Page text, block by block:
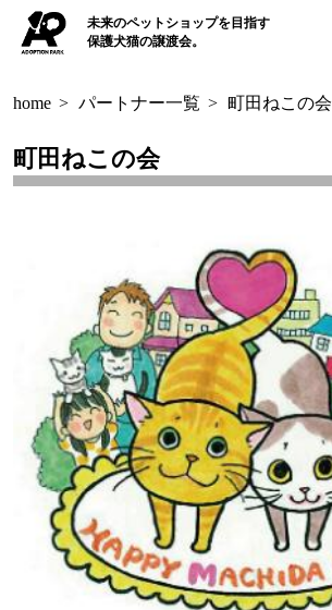
未来のペットショップを目指す
保護犬猫の譲渡会。
home > パートナー一覧 > 町田ねこの会
町田ねこの会